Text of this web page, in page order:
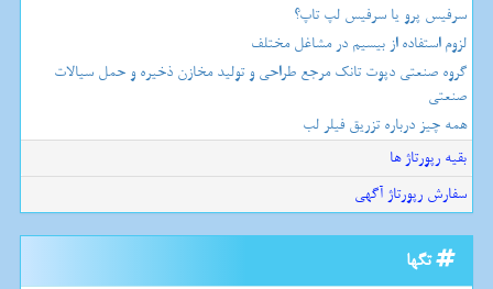
سرفیس پرو یا سرفیس لپ تاپ؟
لزوم استفاده از بیسیم در مشاغل مختلف
گروه صنعتی دپوت تانک مرجع طراحی و تولید مخازن ذخیره و حمل سیالات
صنعتی
همه چیز درباره تزریق فیلر لب
بقیه رپورتاژ ها
سفارش رپورتاژ آگهی
تگها